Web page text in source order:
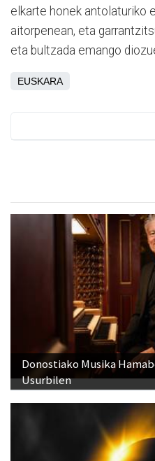
elkarte honek antolaturiko
aitorpenean, eta
eta bultzada emango
EUSKARA
Donostiako Musika
Usurbilen